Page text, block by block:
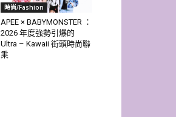
時尚/Fashion
APEE × BABYMONSTER ：
2026 年度強勢引爆的
Ultra – Kawaii 街頭時尚聯
乘